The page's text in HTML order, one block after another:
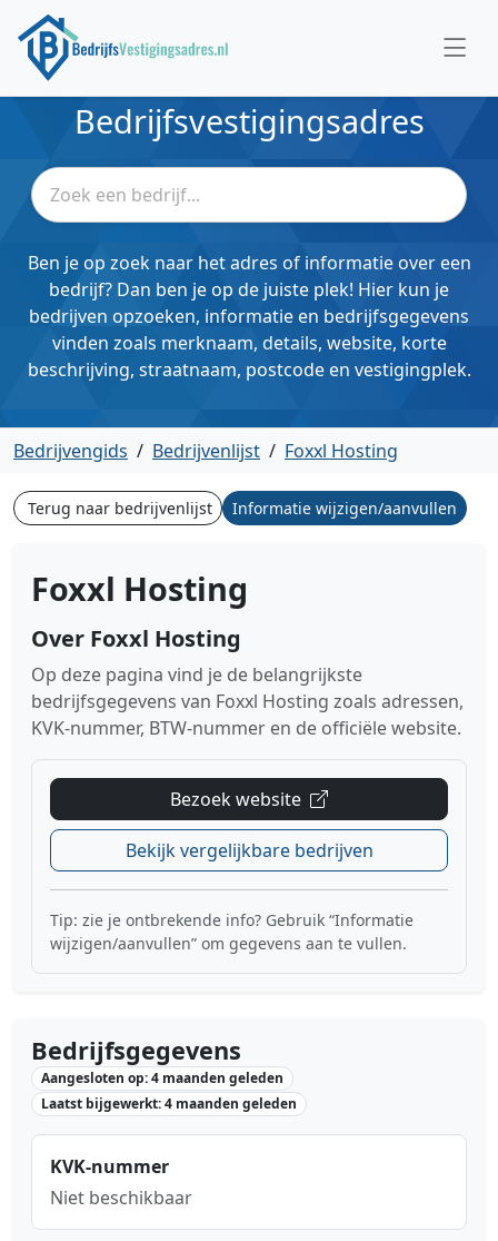
Bedrijfsvestigingsadres
Ben je op zoek naar het adres of informatie over een
bedrijf? Dan ben je op de juiste plek! Hier kun je
bedrijven opzoeken, informatie en bedrijfsgegevens
vinden zoals merknaam, details, website, korte
beschrijving, straatnaam, postcode en vestigingplek.
Bedrijvengids / Bedrijvenlijst / Foxxl Hosting
Terug naar bedrijvenlijst Informatie wijzigen/aanvullen
Foxxl Hosting
Over Foxxl Hosting
Op deze pagina vind je de belangrijkste
bedrijfsgegevens van Foxxl Hosting zoals adressen,
KVK-nummer, BTW-nummer en de officiële website.
Bezoek website
Bekijk vergelijkbare bedrijven
Tip: zie je ontbrekende info? Gebruik “Informatie
wijzigen/aanvullen” om gegevens aan te vullen.
Bedrijfsgegevens
Aangesloten op: 4 maanden geleden
Laatst bijgewerkt: 4 maanden geleden
KVK-nummer
Niet beschikbaar